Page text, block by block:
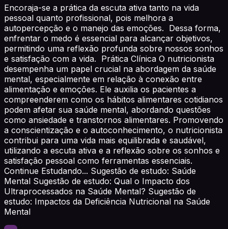
Encoraja-se a prática da escuta ativa tanto na vida
pessoal quanto profissional, pois melhora a
autopercepção e o manejo das emoções. Dessa forma,
enfrentar o medo é essencial para alcançar objetivos,
permitindo uma reflexão profunda sobre nossos sonhos
e satisfação com a vida. Prática Clínica O nutricionista
desempenha um papel crucial na abordagem da saúde
mental, especialmente em relação à conexão entre
alimentação e emoções. Ele auxilia os pacientes a
compreenderem como os hábitos alimentares cotidianos
podem afetar sua saúde mental, abordando questões
como ansiedade e transtornos alimentares. Promovendo
a conscientização e o autoconhecimento, o nutricionista
contribui para uma vida mais equilibrada e saudável,
utilizando a escuta ativa e a reflexão sobre os sonhos e
satisfação pessoal como ferramentas essenciais.
Continue Estudando... Sugestão de estudo: Saúde
Mental Sugestão de estudo: Qual o Impacto dos
Ultraprocessados na Saúde Mental? Sugestão de
estudo: Impactos da Deficiência Nutricional na Saúde
Mental